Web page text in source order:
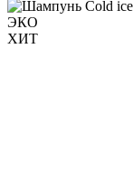
ЭКО
ХИТ